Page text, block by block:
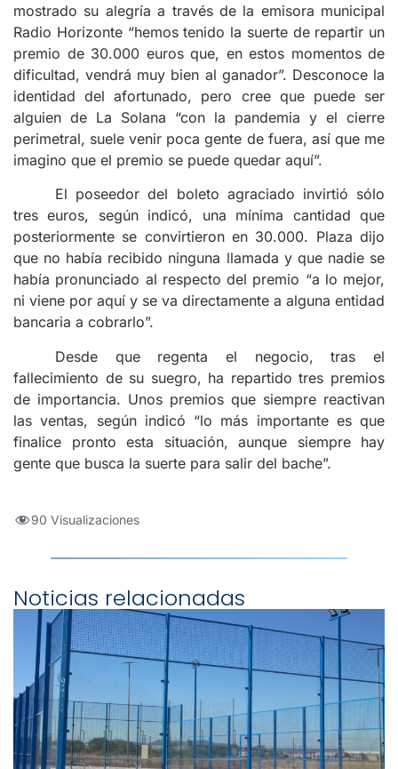
mostrado su alegría a través de la emisora municipal
Radio Horizonte “hemos tenido la suerte de repartir un
premio de 30.000 euros que, en estos momentos de
dificultad, vendrá muy bien al ganador”. Desconoce la
identidad del afortunado, pero cree que puede ser
alguien de La Solana “con la pandemia y el cierre
perimetral, suele venir poca gente de fuera, así que me
imagino que el premio se puede quedar aquí”.
El poseedor del boleto agraciado invirtió sólo
tres euros, según indicó, una mínima cantidad que
posteriormente se convirtieron en 30.000. Plaza dijo
que no había recibido ninguna llamada y que nadie se
había pronunciado al respecto del premio “a lo mejor,
ni viene por aquí y se va directamente a alguna entidad
bancaria a cobrarlo”.
Desde que regenta el negocio, tras el
fallecimiento de su suegro, ha repartido tres premios
de importancia. Unos premios que siempre reactivan
las ventas, según indicó “lo más importante es que
finalice pronto esta situación, aunque siempre hay
gente que busca la suerte para salir del bache”.
90 Visualizaciones
Noticias relacionadas